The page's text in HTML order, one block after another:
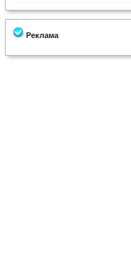
Реклама